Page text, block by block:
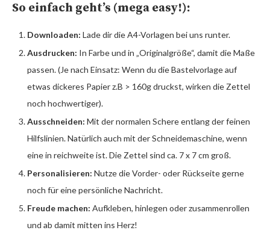
So einfach geht’s (mega easy!):
Downloaden: Lade dir die A4-Vorlagen bei uns runter.
Ausdrucken: In Farbe und in „Originalgröße“, damit die Maße
passen. (Je nach Einsatz: Wenn du die Bastelvorlage auf
etwas dickeres Papier z.B > 160g druckst, wirken die Zettel
noch hochwertiger).
Ausschneiden: Mit der normalen Schere entlang der feinen
Hilfslinien. Natürlich auch mit der Schneidemaschine, wenn
eine in reichweite ist. Die Zettel sind ca. 7 x 7 cm groß.
Personalisieren: Nutze die Vorder- oder Rückseite gerne
noch für eine persönliche Nachricht.
Freude machen: Aufkleben, hinlegen oder zusammenrollen
und ab damit mitten ins Herz!